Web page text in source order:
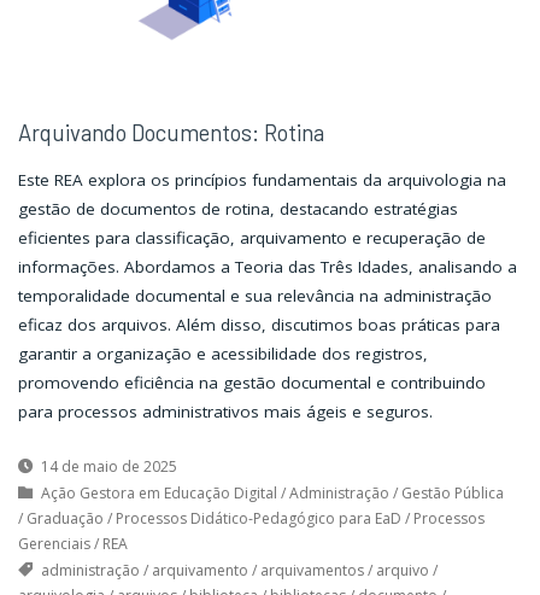
Arquivando Documentos: Rotina
Este REA explora os princípios fundamentais da arquivologia na
gestão de documentos de rotina, destacando estratégias
eficientes para classificação, arquivamento e recuperação de
informações. Abordamos a Teoria das Três Idades, analisando a
temporalidade documental e sua relevância na administração
eficaz dos arquivos. Além disso, discutimos boas práticas para
garantir a organização e acessibilidade dos registros,
promovendo eficiência na gestão documental e contribuindo
para processos administrativos mais ágeis e seguros.
14 de maio de 2025
Ação Gestora em Educação Digital /Administração / Gestão Pública
/ Graduação / Processos Didático-Pedagógico para EaD / Processos
Gerenciais/ REA
administração / arquivamento / arquivamentos/ arquivo /